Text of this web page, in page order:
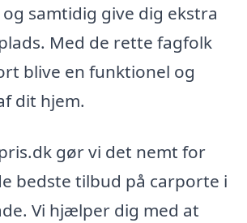
samtidig give dig ekstra
Med de rette fagfolk
blive en funktionel og
dit hjem.
gør vi det nemt for
bedste tilbud på carporte i
Vi hjælper dig med at